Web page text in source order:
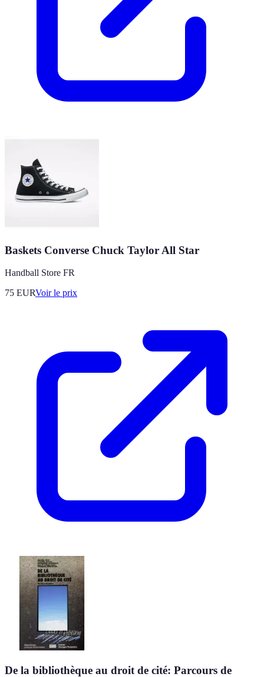
Baskets Converse Chuck Taylor All Star
Handball Store FR
75 EURVoir le prix
De la bibliothèque au droit de cité: Parcours de